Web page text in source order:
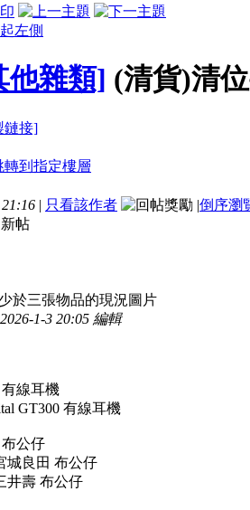
他雜類] (清貨)清
鏈接]
| 只看該作者 |倒序瀏
新帖
於三張物品的現況圖片
1-3 20:05 編輯
有線耳機
GT300 有線耳機
公仔
城良田 布公仔
井壽 布公仔